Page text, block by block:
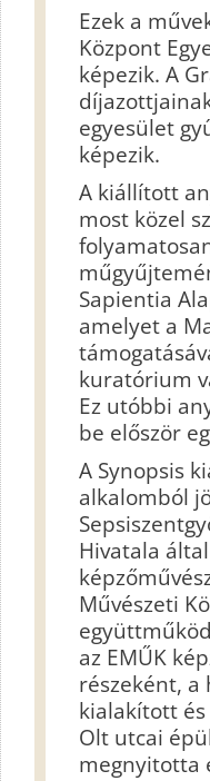
Ezek a
Központ
képezik. A
egyesület
képezik.
A kiállított
most közel
Sapientia
amelyet a
kuratórium
Ez utóbbi
be először
A Synopsis
alkalomból
Hivatala
Művészeti
az EMŰK
részeként, a
kialakított
Olt utcai
megnyitotta